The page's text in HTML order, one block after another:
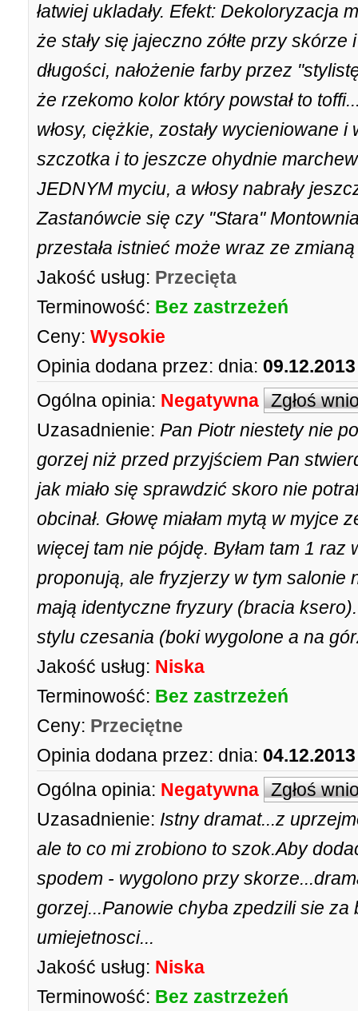
łatwiej ukladały. Efekt: Dekoloryzacja
że stały się jajeczno zółte przy skórze
długości, nałożenie farby przez
że rzekomo kolor który powstał to
włosy, ciężkie, zostały wycieniowane
szczotka i to jeszcze ohydnie
JEDNYM myciu, a włosy nabrały
Zastanówcie się czy "Stara"
przestała istnieć może wraz ze
Jakość usług: Przecięta
Terminowość: Bez zastrzeżeń
Ceny: Wysokie
Opinia dodana przez: dnia:
Ogólna opinia: Negatywna Zgłoś
Uzasadnienie: Pan Piotr niestety nie
gorzej niż przed przyjściem Pan
jak miało się sprawdzić skoro nie
obcinał. Głowę miałam mytą w myjce
więcej tam nie pójdę. Byłam tam 1
proponują, ale fryzjerzy w tym salonie
mają identyczne fryzury (bracia
stylu czesania (boki wygolone a na
Jakość usług: Niska
Terminowość: Bez zastrzeżeń
Ceny: Przeciętne
Opinia dodana przez: dnia:
Ogólna opinia: Negatywna Zgłoś
Uzasadnienie: Istny dramat...z
ale to co mi zrobiono to szok.Aby
spodem - wygolono przy
gorzej...Panowie chyba zpedzili sie za
umiejetnosci...
Jakość usług: Niska
Terminowość: Bez zastrzeżeń